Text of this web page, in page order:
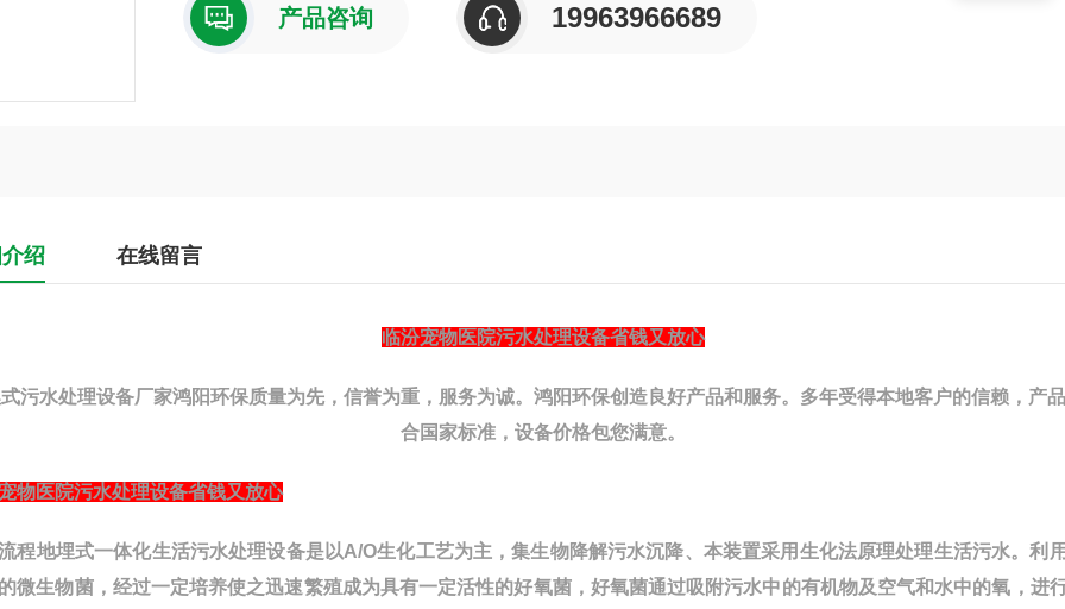
产品咨询 19963966689
绍 在线留言
临汾宠物医院污水处理设备省钱又放心
污水处理设备厂家鸿阳环保质量为先，信誉为重，服务为诚。 鸿阳环保创造良好产品和服务。多年受得本地客户的信赖，产
合国家标准，设备价格包您满意。
物医院污水处理设备省钱又放心
程地埋式一体化生活污水处理设备是以A/O生化工艺为主，集生物降解污水沉降、本装置采用生化法原理处理生活污水。利
微生物菌，经过一定培养使之迅速繁殖成为具有一定活性的好氧菌，好氧菌通过吸附污水中的有机物及空气和水中的氧，进